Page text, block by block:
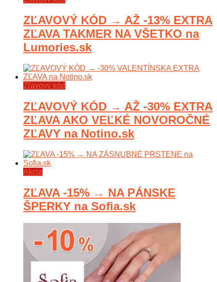
ZĽAVOVÝ KÓD → AŽ -13% EXTRA
ZĽAVA TAKMER NA VŠETKO na
Lumories.sk
Zľavový kód
ZĽAVOVÝ KÓD → AŽ -30% EXTRA
ZĽAVA AKO VEĽKÉ NOVOROČNÉ
ZĽAVY na Notino.sk
Akcia
ZĽAVA -15% → NA PÁNSKE
ŠPERKY na Sofia.sk